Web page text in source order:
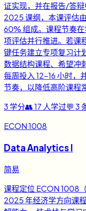
证实现，并在报告/答
2025 课纲，本课评估
60% 组成。课程节奏
项评估并行推进。若课
键任务建立专项复习计
数据结构课程、希望冲
每周投入 12-16 小时，
节奏，以降低高阶课程
3 学分👥17 人学过💬 3
ECON 1008
Data Analytics I
简易
课程定位 ECON 1008
2025 年经济学方向课